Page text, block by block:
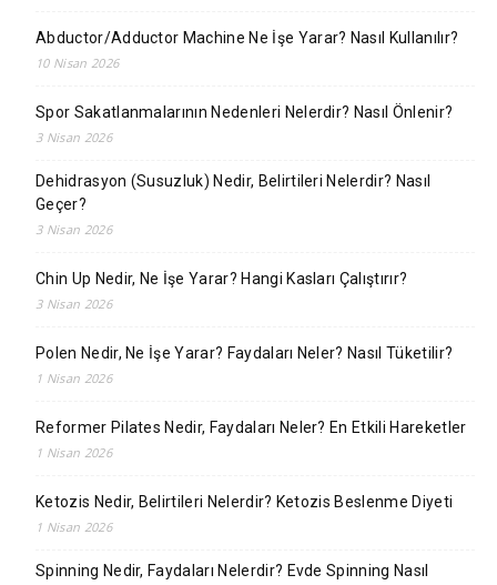
Abductor/Adductor Machine Ne İşe Yarar? Nasıl Kullanılır?
10 Nisan 2026
Spor Sakatlanmalarının Nedenleri Nelerdir? Nasıl Önlenir?
3 Nisan 2026
Dehidrasyon (Susuzluk) Nedir, Belirtileri Nelerdir? Nasıl
Geçer?
3 Nisan 2026
Chin Up Nedir, Ne İşe Yarar? Hangi Kasları Çalıştırır?
3 Nisan 2026
Polen Nedir, Ne İşe Yarar? Faydaları Neler? Nasıl Tüketilir?
1 Nisan 2026
Reformer Pilates Nedir, Faydaları Neler? En Etkili Hareketler
1 Nisan 2026
Ketozis Nedir, Belirtileri Nelerdir? Ketozis Beslenme Diyeti
1 Nisan 2026
Spinning Nedir, Faydaları Nelerdir? Evde Spinning Nasıl